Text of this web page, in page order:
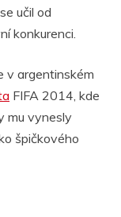
učil od
konkurenci.
v argentinském
FIFA 2014, kde
mu vynesly
špičkového